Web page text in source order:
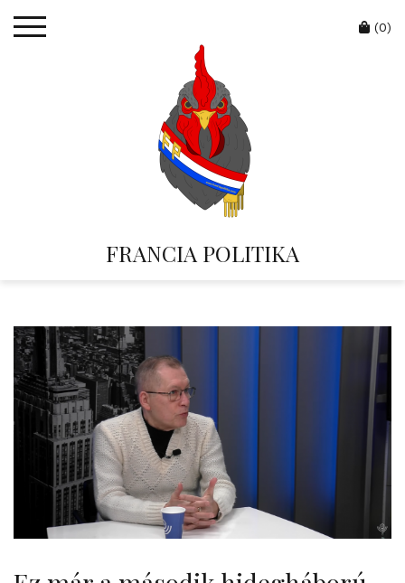
FRANCIA POLITIKA
Cart
(0)